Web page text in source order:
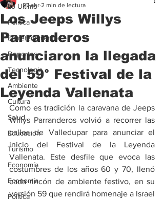
Lo Ultimo
Politica
Entretenimiento
Deportes
Tecnologia
Ambiente
Cultura
Salud
Educación
Turismo
Economía
Economía
Política
Los Jeeps Willys
Parranderos
anunciaron la llegada
del 59° Festival de la
Leyenda Vallenata
27 abr 2 min de lectura
Como es tradición la caravana de Jeeps
Willys Parranderos volvió a recorrer las
calles de Valledupar para anunciar el
inicio del Festival de la Leyenda
Vallenata. Este desfile que evoca las
costumbres de los años 60 y 70, llenó
cada rincón de ambiente festivo, en su
versión 59 que rendirá homenaje a Israel